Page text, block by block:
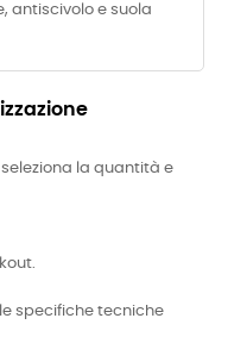
antiscivolo e suola
la quantità e
specifiche tecniche